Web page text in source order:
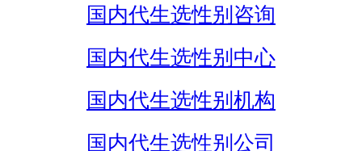
国内代生选性别咨询
国内代生选性别中心
国内代生选性别机构
国内代生选性别公司